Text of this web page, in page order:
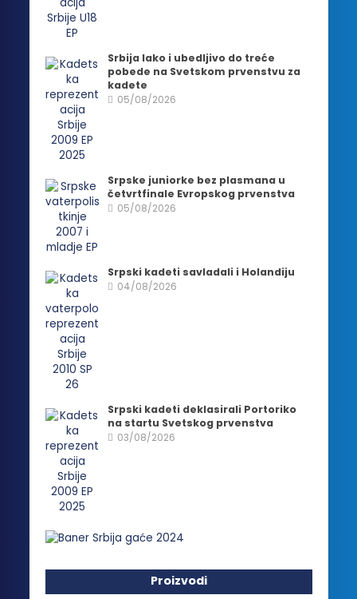
Srbija lako i ubedljivo do treće
pobede na Svetskom prvenstvu za
kadete
05/08/2026
Srpske juniorke bez plasmana u
četvrtfinale Evropskog prvenstva
05/08/2026
Srpski kadeti savladali i Holandiju
04/08/2026
Srpski kadeti deklasirali Portoriko
na startu Svetskog prvenstva
03/08/2026
Proizvodi